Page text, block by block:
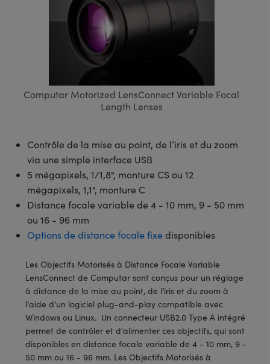
Optiques de SCHOTT
Optiques Traités par
Diffractifs (DOE)
Optiques
de Faisceaux Laser
Microscopie Laser
Laser
Laser
Optomécaniques
: Optomécanique
de Microscopie
la Microscopie
Modulaires Zoom
la Microscopie
Micromètres
ou Coupleurs
de Poche ou à Mesure Directe
Cinématographique et
pour Objectifs d’Imagerie
®
et Composants
pour Caméras
Optiques Actifs
: Test et Détection
: Laboratoire et
matériaux au laser
par cohérence optique
Development Systems
Optical
Optiques Lightpath
Labs™
: Laboratoire et
de Série: Mires
de Série: Test et Détection
de Série: Laboratoire ou
Test et Détection
: Laboratoire ou
Computar Motorized LensConnect Variable Focal
Length Lenses
Contrôle de la mise au point, de l’iris et du zoom
via une simple interface USB
5 mégapixels, 1/1,8", monture CS ou 12
mégapixels, 1,1", monture C
Distance focale variable de 4 - 10 mm, 9 - 50 mm
ou 16 - 96 mm
Options de distance focale fixe disponibles
Les Objectifs Motorisés à Distance Focale Variable
LensConnect de Computar sont conçus pour un réglage
à distance de la mise au point, de l’iris et du zoom à
l'aide d'un logiciel plug-and-play compatible avec
Windows ou Linux. Un connecteur USB2.0 Type A intégré
permet de contrôler et d'alimenter ces objectifs, qui sont
disponibles en distance focale variable de 4 - 10 mm, 9 -
50 mm ou 16 - 96 mm. Les Objectifs Motorisés à